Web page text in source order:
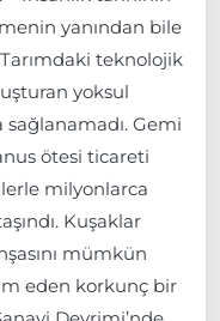
yanından bile
teknolojik
yoksul
Gemi
ötesi ticareti
milyonlarca
Kuşaklar
mümkün
eden korkunç bir